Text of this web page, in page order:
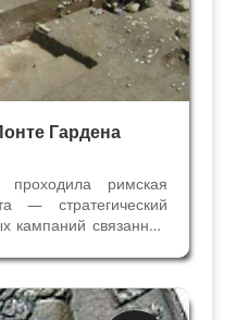
Гардена
римская
— стратегический
кампаний связанных
документы
Друзи, откуда